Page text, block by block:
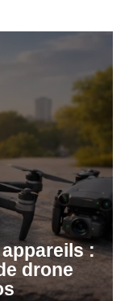
:
drone